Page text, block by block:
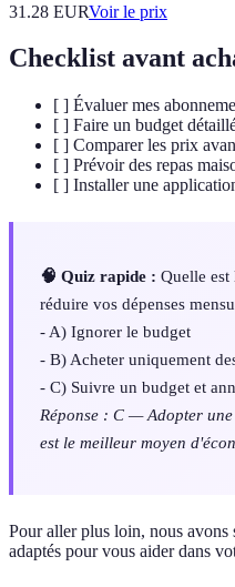
31.28 EURVoir le prix
Checklist avant
[ ] Évaluer mes
[ ] Faire un budget
[ ] Comparer les prix
[ ] Prévoir des repas
[ ] Installer une
🧠 Quiz rapide : Quelle
réduire vos dépenses
- A) Ignorer le budget
- B) Acheter uniquement
- C) Suivre un budget et
Réponse : C — Adopter
est le meilleur moyen
Pour aller plus loin, nous avons
adaptés pour vous aider dans